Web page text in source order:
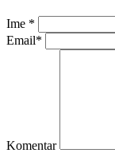
Ime *
Email*
Komentar